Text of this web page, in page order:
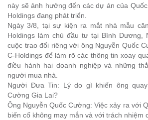
này sẽ ảnh hưởng đến các dự án của
Holdings đang phát triển.
Ngày 3/8, tại sự kiện ra mắt nhà mẫu
Holdings làm chủ đầu tư tại Bình Dương,
cuộc trao đổi riêng với ông Nguyễn Quốc
C-Holdings để làm rõ các thông tin xoay
điều hành hai doanh nghiệp và những
người mua nhà.
Người Đưa Tin: Lý do gì khiến ông
Cường Gia Lai?
Ông Nguyễn Quốc Cường: Việc xảy ra với
biến cố không may mắn và với trách nhiệm